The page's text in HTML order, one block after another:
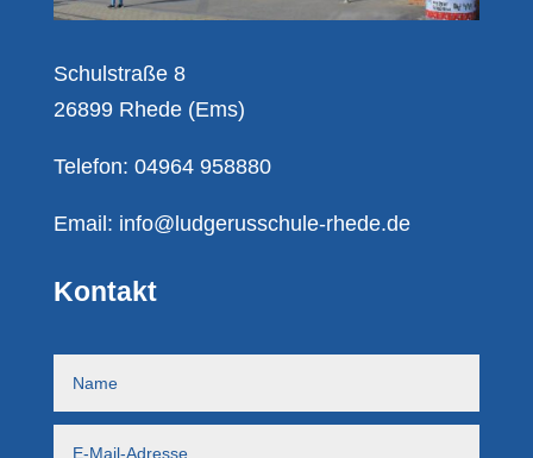
Schulstraße 8
26899 Rhede (Ems)
Telefon: 04964 958880
Email: info@ludgerusschule-rhede.de
Kontakt